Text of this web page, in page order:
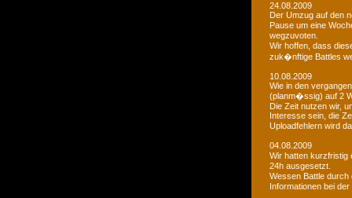
24.08.2009
Der Umzug auf den
Pause um eine
wegzuvoten.
Wir hoffen, dass
zuk�nftige Battles
10.08.2009
Wie in den
(planm�ssig) auf 2
Die Zeit nutzen wir,
Interesse sein, die
Uploadfehlern wird
04.08.2009
Wir hatten kurzfristig
24h ausgesetzt.
Wessen Battle
Informationen bei